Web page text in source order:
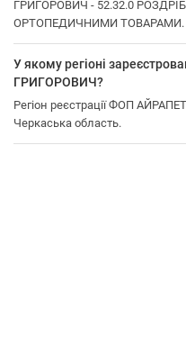
ГРИГОРОВИЧ - 52.32.0
ОРТОПЕДИЧНИМИ ТОВАРАМИ.
У якому регіоні
ГРИГОРОВИЧ?
Регіон реєстрації ФОП
Черкаська область.